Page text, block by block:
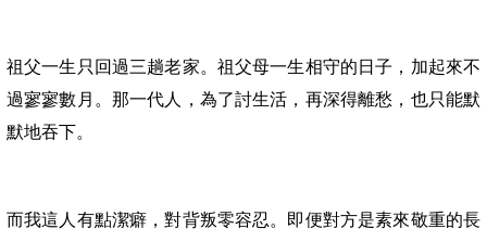
祖父一生只回過三趟老家。祖父母一生相守的日子，加起來不
過寥寥數月。 那一代人，為了討生活，再深得離愁，也只能默
默地吞下。
而我這人有點潔癖，對背叛零容忍。即便對方是素來敬重的長